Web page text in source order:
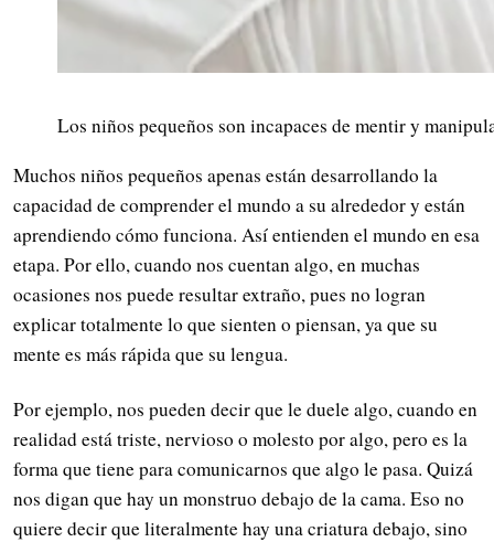
Los niños pequeños son incapaces de mentir y
Muchos niños pequeños apenas están desarrollando la
capacidad de comprender el mundo a su alrededor y están
aprendiendo cómo funciona. Así entienden el mundo en esa
etapa. Por ello, cuando nos cuentan algo, en muchas
ocasiones nos puede resultar extraño, pues no logran
explicar totalmente lo que sienten o piensan, ya que su
mente es más rápida que su lengua.
Por ejemplo, nos pueden decir que le duele algo, cuando en
realidad está triste, nervioso o molesto por algo, pero es la
forma que tiene para comunicarnos que algo le pasa. Quizá
nos digan que hay un monstruo debajo de la cama. Eso no
quiere decir que literalmente hay una criatura debajo, sino